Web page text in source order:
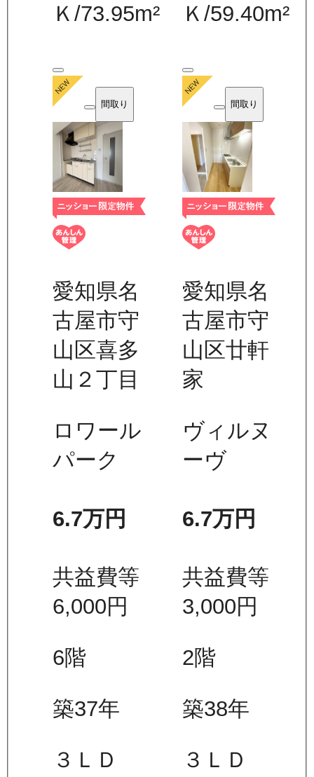
Ｋ/73.95m²
Ｋ /59.40m²
間取り
愛知県名
古屋市守
山区喜多
山２丁目
ロワール
パーク
6.7万円
共益費等
6,000円
6階
築37年
３ＬＤ
間取り
愛知県名
古屋市守
山区廿軒
家
ヴィルヌ
ーヴ
6.7万円
共益費等
3,000円
2階
築38年
３ＬＤ